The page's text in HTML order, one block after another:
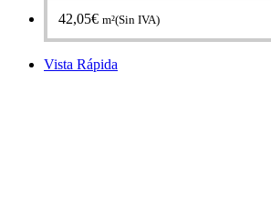
42,05€ m²(Sin IVA)
Vista Rápida